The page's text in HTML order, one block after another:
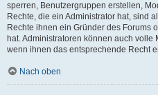
sperren, Benutzergruppen erstellen,
Rechte, die ein Administrator hat, sind
Rechte ihnen ein Gründer des Forums
hat. Administratoren können auch
wenn ihnen das entsprechende Recht
Nach oben